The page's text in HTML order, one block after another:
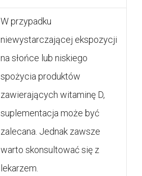
W przypadku
niewystarczającej ekspozycji
na słońce lub niskiego
spożycia produktów
zawierających witaminę D,
suplementacja może być
zalecana. Jednak zawsze
warto skonsultować się z
lekarzem.